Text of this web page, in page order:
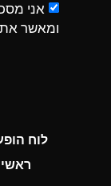
אני
ומאשר את
לוח
ראשי